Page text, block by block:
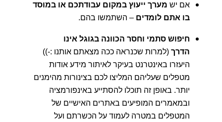
אם יש מערך ייעוץ במקום עבודתכם או במוסד
בו אתם לומדים – השתמשו בהם.
חיפוש סתמי וחסר הכוונה בגוגל אינו
הדרך (למרות שכנראה ככה מצאתם אותנו :-))
היעזרו באינטרנט בעיקר לאיתור מידע אודות
מטפלים שעליהם המליצו לכם בצינורות מהימנים
יותר. באופן זה תוכלו להסתייע באינפורמציה
ובמאמרים המופיעים באתרים האישיים של
המטפלים במטרה לעמוד על הכשרתם ועל